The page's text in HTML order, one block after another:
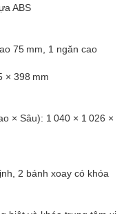
ABS
75 mm, 1 ngăn cao
× 398 mm
× Sâu): 1 040 × 1 026 ×
2 bánh xoay có khóa